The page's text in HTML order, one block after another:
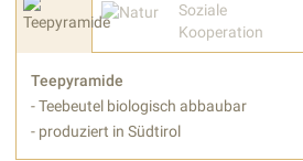
Teepyramide
- Teebeutel biologisch abbaubar
- produziert in Südtirol